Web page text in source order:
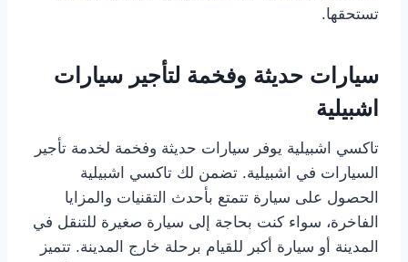
تستحقها.
سيارات حديثة وفخمة لتأجير سيارات
اشبيلية
تاكسي اشبيلية يوفر سيارات حديثة وفخمة لخدمة تأجير
السيارات في اشبيلية. تضمن لك تاكسي اشبيلية
الحصول على سيارة تتمتع بأحدث التقنيات والمزايا
الفاخرة، سواء كنت بحاجة إلى سيارة صغيرة للتنقل في
المدينة أو سيارة أكبر للقيام برحلة خارج المدينة. تتميز